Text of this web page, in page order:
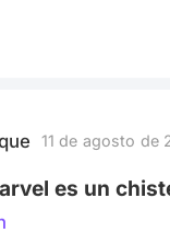
y disruptivo
la inclusión dentro
no es un prob
11 de agosto de
es un